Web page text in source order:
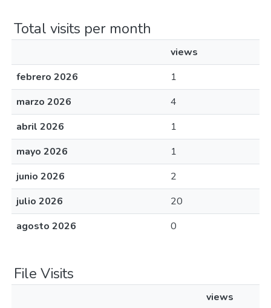
Total visits per month
views
febrero 2026
1
marzo 2026
4
abril 2026
1
mayo 2026
1
junio 2026
2
julio 2026
20
agosto 2026
0
File Visits
views